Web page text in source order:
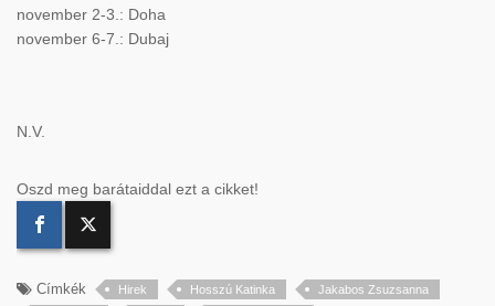
november 2-3.: Doha
november 6-7.: Dubaj
N.V.
Oszd meg barátaiddal ezt a cikket!
Címkék Hirek Hosszú Katinka
Jakabos Zsuzsanna